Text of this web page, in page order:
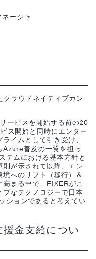
ージャ
クラウドネイティブカン
ービスを開始する前の20
ス開始と同時にエンター
イムとして引き受け、
Azure普及の一翼を担っ
テムにおける基本方針と
則が示されて以降、エン
へのリフト（移行）＆
まる中で、FIXERがこ
なテクノロジーで日本
ションであると考えてい
金支給につい